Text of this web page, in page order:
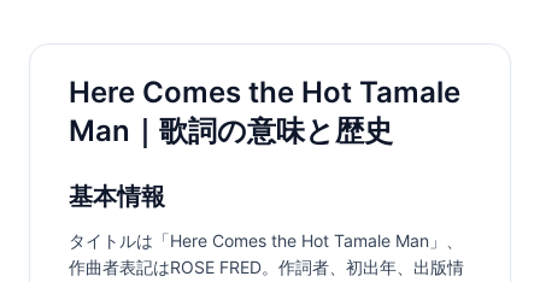
Here Comes the Hot Tamale
Man｜歌詞の意味と歴史
基本情報
タイトルは「Here Comes the Hot Tamale Man」、
作曲者表記はROSE FRED。作詞者、初出年、出版情